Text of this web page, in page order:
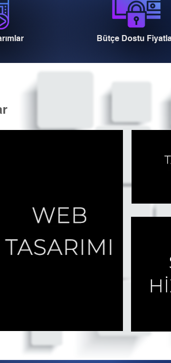
Bütçe Dostu